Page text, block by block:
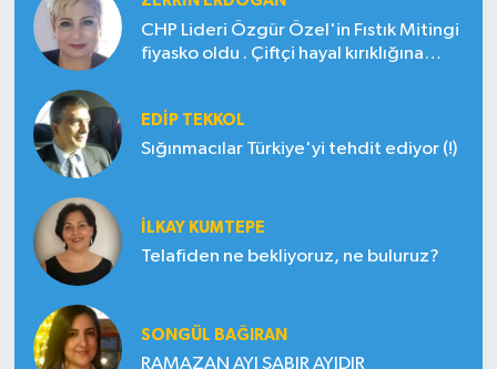
CHP Lideri Özgür Özel'in Fıstık Mitingi
fiyasko oldu . Çiftçi hayal kırıklığına
EDIP TEKKOL
Sığınmacılar Türkiye'yi tehdit ediyor (!)
İLKAY KUMTEPE
Telafiden ne bekliyoruz, ne buluruz?
SONGÜL BAĞIRAN
RAMAZAN AYI SABIR AYIDIR